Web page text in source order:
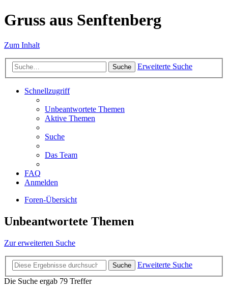
Gruss aus Senftenberg
Zum Inhalt
Suche Erweiterte Suche
Schnellzugriff
Unbeantwortete Themen
Aktive Themen
Suche
Das Team
FAQ
Anmelden
Foren-Übersicht
Unbeantwortete Themen
Zur erweiterten Suche
Suche
Erweiterte Suche
Die Suche ergab 79 Treffer